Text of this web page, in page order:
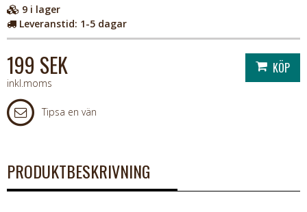
9 i lager
Leveranstid: 1-5 dagar
199 SEK
inkl.moms
Tipsa en vän
PRODUKTBESKRIVNING